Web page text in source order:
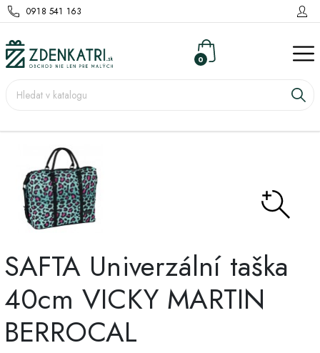
0918 541 163
0
SAFTA Univerzální taška
40cm VICKY MARTIN
BERROCAL